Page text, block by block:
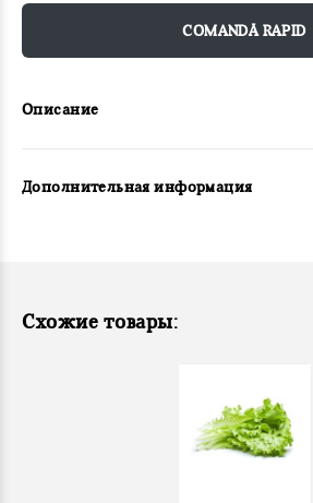
COMANDĂ RAPID
Описание
Дополнительная информация
Схожие товары: